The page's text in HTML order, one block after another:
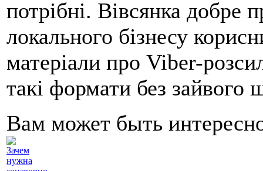
потрібні. Вівсянка добре
локального бізнесу
матеріали про Viber-
такі формати без зайвого
Вам может быть
Зачем
нужна